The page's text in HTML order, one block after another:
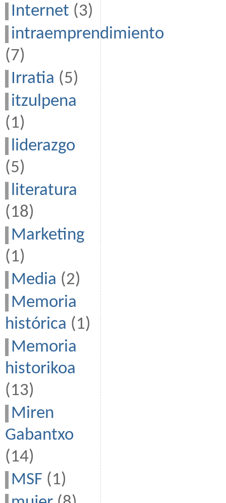
Internet (3)
intraemprendimiento
(7)
Irratia (5)
itzulpena
(1)
liderazgo
(5)
literatura
(18)
Marketing
(1)
Media (2)
Memoria
histórica (1)
Memoria
historikoa
(13)
Miren
Gabantxo
(14)
MSF (1)